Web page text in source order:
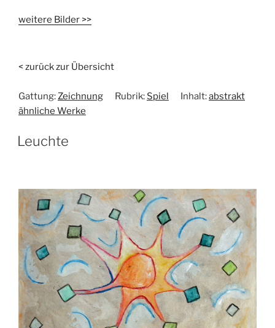
weitere Bilder >>
< zurück zur Übersicht
Gattung: Zeichnung Rubrik: Spiel Inhalt:abstrakt
ähnliche Werke
Leuchte